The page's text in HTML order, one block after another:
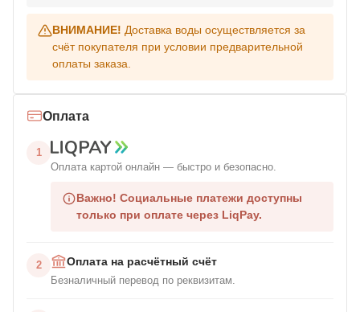
ВНИМАНИЕ! Доставка воды осуществляется за
счёт покупателя при условии предварительной
оплаты заказа.
Оплата
1
Оплата картой онлайн — быстро и безопасно.
Важно! Социальные платежи доступны
только при оплате через LiqPay.
2 Оплата на расчётный счёт
Безналичный перевод по реквизитам.